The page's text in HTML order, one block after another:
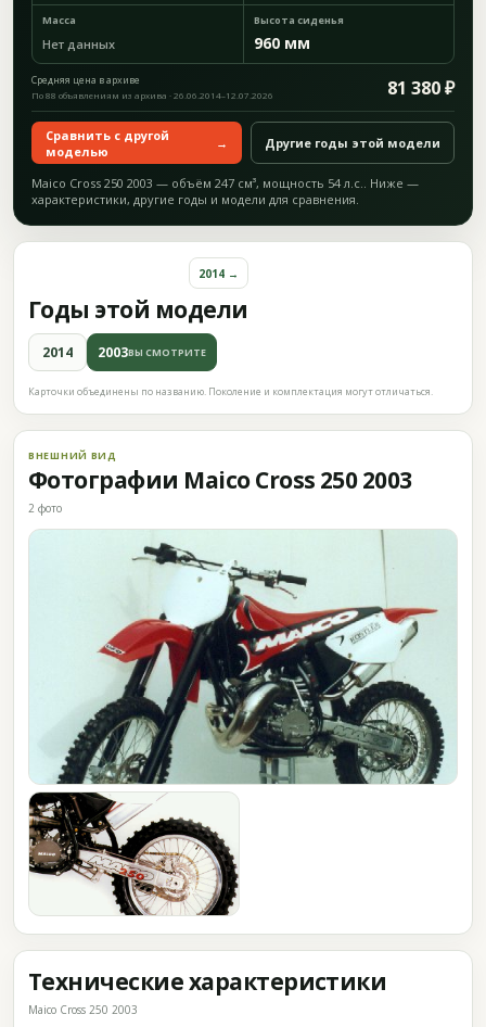
Масса
Нет данных
Высота сиденья
960 мм
Средняя цена в архиве 81 380 ₽
По 88 объявлениям из архива · 26.06.2014–12.07.2026
Сравнить с другой
моделью
→ Другие годы этой модели
Maico Cross 250 2003 — объём 247 см³, мощность 54 л.с.. Ниже —
характеристики, другие годы и модели для сравнения.
Годы этой модели
2014 →
2014 2003ВЫ СМОТРИТЕ
Карточки объединены по названию. Поколение и комплектация могут отличаться.
ВНЕШНИЙ ВИД
Фотографии Maico Cross 250 2003
2 фото
Технические характеристики
Maico Cross 250 2003